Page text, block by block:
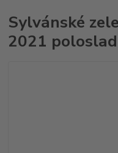
Sylvánské
2021